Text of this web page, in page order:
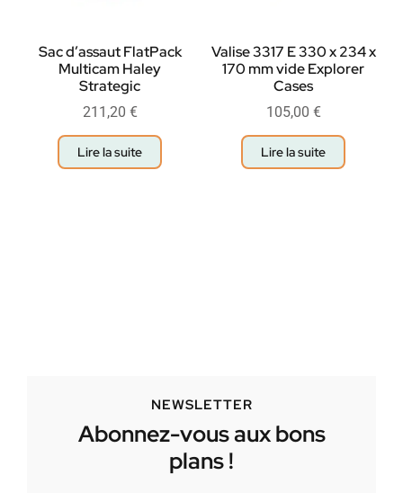
Sac d’assaut FlatPack
Multicam Haley
Strategic
211,20 €
Lire la suite
Valise 3317 E 330 x 234 x
170 mm vide Explorer
Cases
105,00 €
Lire la suite
NEWSLETTER
Abonnez-vous aux bons
plans !